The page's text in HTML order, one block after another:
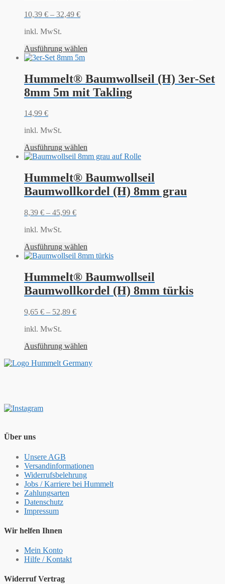
10,39 € – 32,49 €
inkl. MwSt.
Ausführung wählen
Hummelt® Baumwollseil (H) 3er-Set
8mm 5m mit Takling
14,99 €
inkl. MwSt.
Ausführung wählen
Hummelt® Baumwollseil
Baumwollkordel (H) 8mm grau
8,39 € – 45,99 €
inkl. MwSt.
Ausführung wählen
Hummelt® Baumwollseil
Baumwollkordel (H) 8mm türkis
9,65 € – 52,89 €
inkl. MwSt.
Ausführung wählen
Über uns
Unsere AGB
Versandinformationen
Widerrufsbelehrung
Jobs / Karriere bei Hummelt
Zahlungsarten
Datenschutz
Impressum
Wir helfen Ihnen
Mein Konto
Hilfe / Kontakt
Widerruf Vertrag